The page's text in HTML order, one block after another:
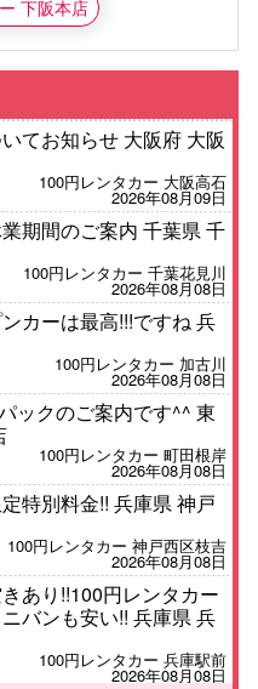
下阪本店
てお知らせ 大阪府 大阪
100円レンタカー 大阪高石
2026年08月09日
期間のご案内 千葉県 千
100円レンタカー 千葉花見川
2026年08月08日
カーは最高!!!ですね 兵
100円レンタカー 加古川
2026年08月08日
ックのご案内です^^ 東
100円レンタカー 町田根岸
2026年08月08日
定特別料金!! 兵庫県 神戸
100円レンタカー 神戸西区枝吉
2026年08月08日
あり!!100円レンタカー
バンも安い!! 兵庫県 兵
100円レンタカー 兵庫駅前
2026年08月08日